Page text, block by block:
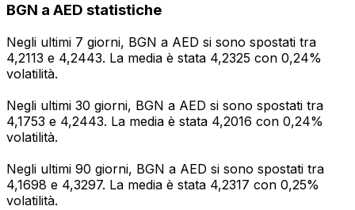
BGN a AED statistiche
Negli ultimi 7 giorni, BGN a AED si sono spostati tra
4,2113 e 4,2443. La media è stata 4,2325 con 0,24%
volatilità.
Negli ultimi 30 giorni, BGN a AED si sono spostati tra
4,1753 e 4,2443. La media è stata 4,2016 con 0,24%
volatilità.
Negli ultimi 90 giorni, BGN a AED si sono spostati tra
4,1698 e 4,3297. La media è stata 4,2317 con 0,25%
volatilità.